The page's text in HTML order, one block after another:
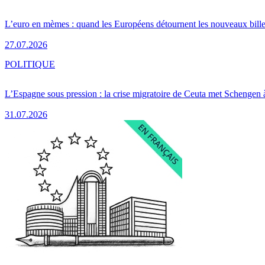
L’euro en mèmes : quand les Européens détournent les nouveaux
27.07.2026
L’Espagne sous pression : la crise migratoire de Ceuta met Schengen
31.07.2026
POLITIQUE